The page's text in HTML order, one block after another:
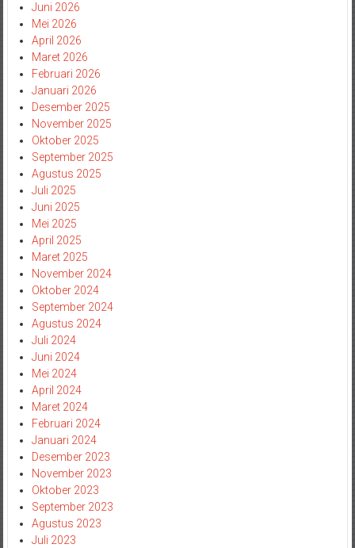
Juni 2026
Mei 2026
April 2026
Maret 2026
Februari 2026
Januari 2026
Desember 2025
November 2025
Oktober 2025
September 2025
Agustus 2025
Juli 2025
Juni 2025
Mei 2025
April 2025
Maret 2025
November 2024
Oktober 2024
September 2024
Agustus 2024
Juli 2024
Juni 2024
Mei 2024
April 2024
Maret 2024
Februari 2024
Januari 2024
Desember 2023
November 2023
Oktober 2023
September 2023
Agustus 2023
Juli 2023